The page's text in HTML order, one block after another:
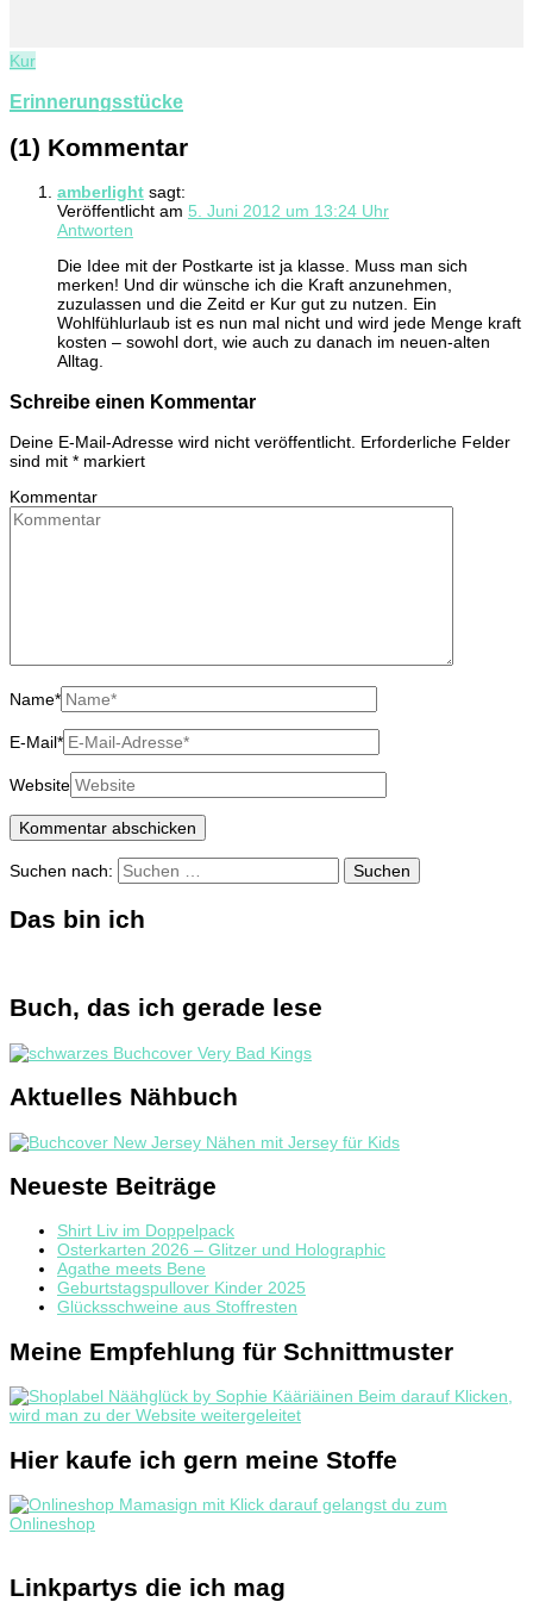
Kur
Erinnerungsstücke
(1) Kommentar
amberlight sagt:
Veröffentlicht am 5. Juni 2012 um 13:24 Uhr
Antworten
Die Idee mit der Postkarte ist ja klasse. Muss man sich
merken! Und dir wünsche ich die Kraft anzunehmen,
zuzulassen und die Zeitd er Kur gut zu nutzen. Ein
Wohlfühlurlaub ist es nun mal nicht und wird jede Menge kraft
kosten – sowohl dort, wie auch zu danach im neuen-alten
Alltag.
Schreibe einen Kommentar
Deine E-Mail-Adresse wird nicht veröffentlicht. Erforderliche Felder
sind mit * markiert
Kommentar
Name*
E-Mail*
Website
Suchen nach:
Das bin ich
Buch, das ich gerade lese
Aktuelles Nähbuch
Neueste Beiträge
Shirt Liv im Doppelpack
Osterkarten 2026 – Glitzer und Holographic
Agathe meets Bene
Geburtstagspullover Kinder 2025
Glücksschweine aus Stoffresten
Meine Empfehlung für Schnittmuster
Hier kaufe ich gern meine Stoffe
Linkpartys die ich mag